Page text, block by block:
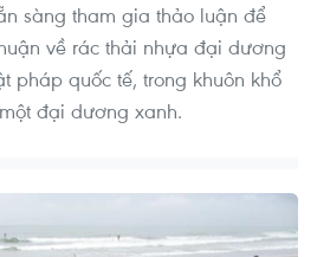
sàng tham gia thảo luận để
về rác thải nhựa đại dương
pháp quốc tế, trong khuôn khổ
đại dương xanh.